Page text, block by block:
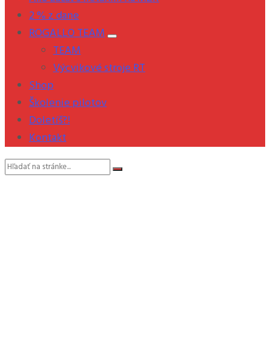
2 % z dane
ROGALLO TEAM
TEAM
Výcvikové stroje RT
Shop
Školenie pilotov
Doletíš?!
Kontakt
Vyhľadávanie: